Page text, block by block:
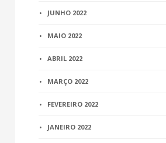
JUNHO 2022
MAIO 2022
ABRIL 2022
MARÇO 2022
FEVEREIRO 2022
JANEIRO 2022